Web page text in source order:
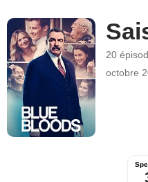
20
octobre